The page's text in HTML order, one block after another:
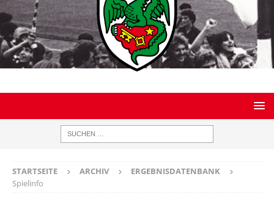
STARTSEITE ARCHIV
ERGEBNISDATENBANK
Spielinfo